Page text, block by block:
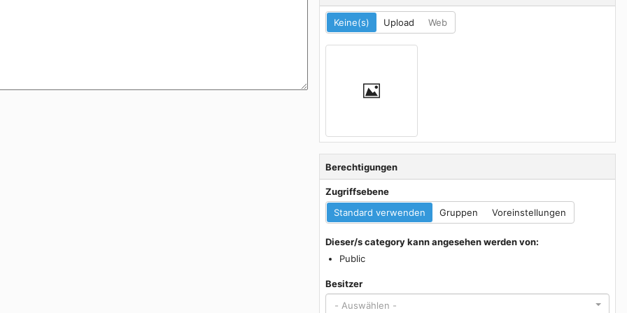
Keine(s) Upload Web
Berechtigungen
Zugriffsebene
Standard verwenden
Gruppen Voreinstellungen
Dieser/s category kann angesehen werden von:
Public
Besitzer
- Auswählen -